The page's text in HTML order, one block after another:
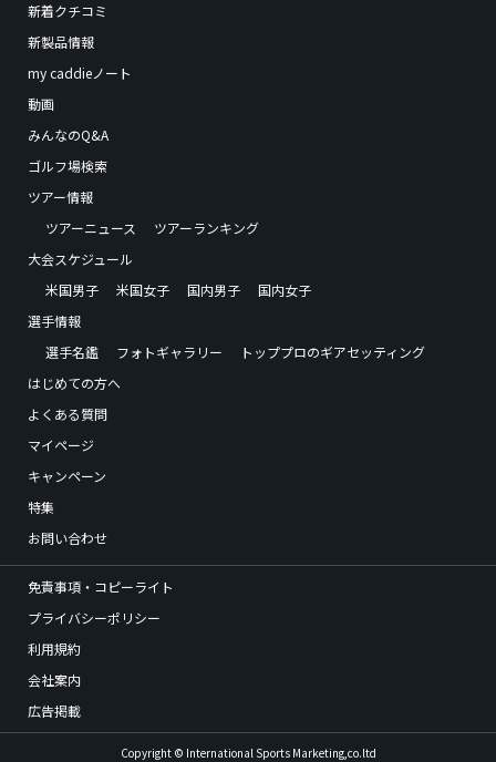
新着クチコミ
新製品情報
my caddieノート
動画
みんなのQ&A
ゴルフ場検索
ツアー情報
ツアーニュース
ツアーランキング
大会スケジュール
米国男子
米国女子 国内男子
国内女子
選手情報
選手名鑑
フォトギャラリー
トッププロのギアセッティング
はじめての方へ
よくある質問
マイページ
キャンペーン
特集
お問い合わせ
免責事項・コピーライト
プライバシーポリシー
利用規約
会社案内
広告掲載
Copyright © International Sports Marketing,co.ltd